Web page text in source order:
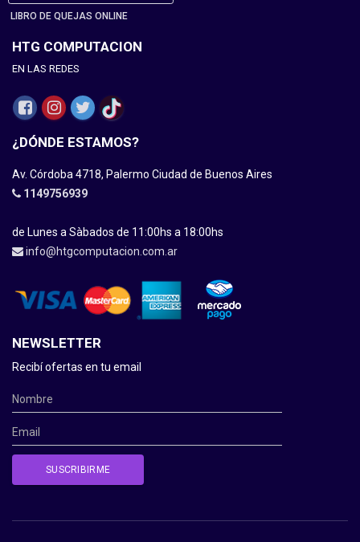
LIBRO DE QUEJAS ONLINE
HTG COMPUTACION
EN LAS REDES
¿DÓNDE ESTAMOS?
Av. Córdoba 4718, Palermo Ciudad de Buenos Aires
1149756939
de Lunes a Sàbados de 11:00hs a 18:00hs
info@htgcomputacion.com.ar
NEWSLETTER
Recibí ofertas en tu email